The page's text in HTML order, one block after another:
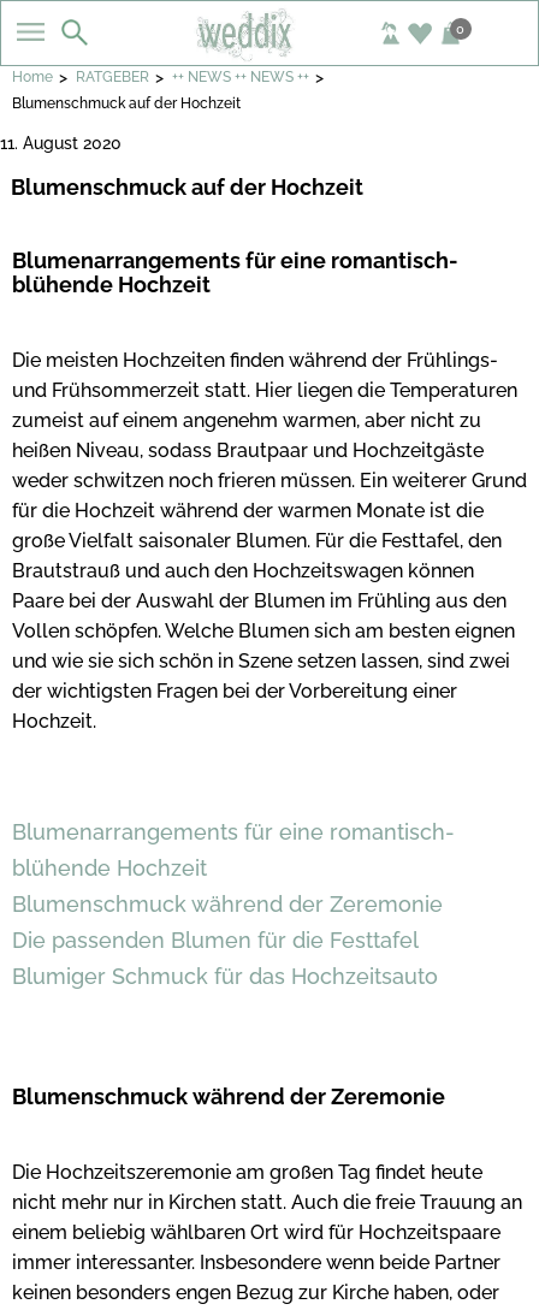
0
Home > RATGEBER > ++ NEWS ++ NEWS ++ >
Blumenschmuck auf der Hochzeit
11. August 2020
Blumenschmuck auf der Hochzeit
Blumenarrangements für eine romantisch-
blühende Hochzeit
Die meisten Hochzeiten finden während der Frühlings-
und Frühsommerzeit statt. Hier liegen die Temperaturen
zumeist auf einem angenehm warmen, aber nicht zu
heißen Niveau, sodass Brautpaar und Hochzeitgäste
weder schwitzen noch frieren müssen. Ein weiterer Grund
für die Hochzeit während der warmen Monate ist die
große Vielfalt saisonaler Blumen. Für die Festtafel, den
Brautstrauß und auch den Hochzeitswagen können
Paare bei der Auswahl der Blumen im Frühling aus den
Vollen schöpfen. Welche Blumen sich am besten eignen
und wie sie sich schön in Szene setzen lassen, sind zwei
der wichtigsten Fragen bei der Vorbereitung einer
Hochzeit.
Blumenarrangements für eine romantisch-
blühende Hochzeit
Blumenschmuck während der Zeremonie
Die passenden Blumen für die Festtafel
Blumiger Schmuck für das Hochzeitsauto
Blumenschmuck während der Zeremonie
Die Hochzeitszeremonie am großen Tag findet heute
nicht mehr nur in Kirchen statt. Auch die freie Trauung an
einem beliebig wählbaren Ort wird für Hochzeitspaare
immer interessanter. Insbesondere wenn beide Partner
keinen besonders engen Bezug zur Kirche haben, oder